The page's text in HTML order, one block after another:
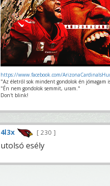
https://www.facebook.com/
"Az életről sok mindent gondolok én jómagam
"Én nem gondolok semmit, uram."
Don't blink!
4l3x 230
utolsó esély